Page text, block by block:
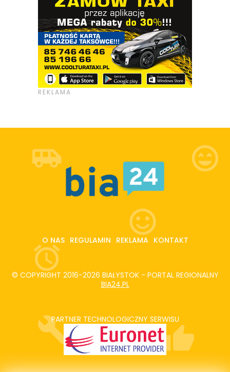
O NAS REGULAMIN REKLAMA KONTAKT
© COPYRIGHT 2016-2026 BIAŁYSTOK - PORTAL REGIONALNY
BIA24.PL
PARTNER TECHNOLOGICZNY SERWISU